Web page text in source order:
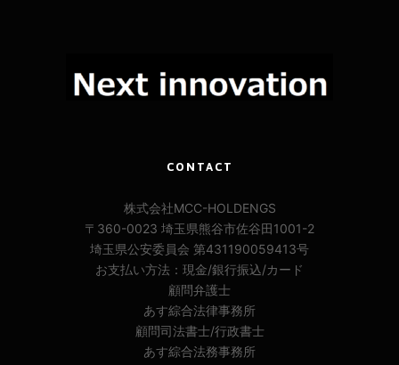
CONTACT
株式会社MCC-HOLDENGS
〒360-0023 埼玉県熊谷市佐谷田1001-2
埼玉県公安委員会 第431190059413号
お支払い方法：現金/銀行振込/カード
顧問弁護士
あす綜合法律事務所
顧問司法書士/行政書士
あす綜合法務事務所